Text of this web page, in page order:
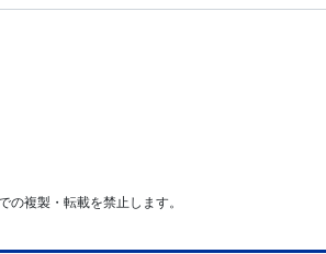
の複製・転載を禁止します。